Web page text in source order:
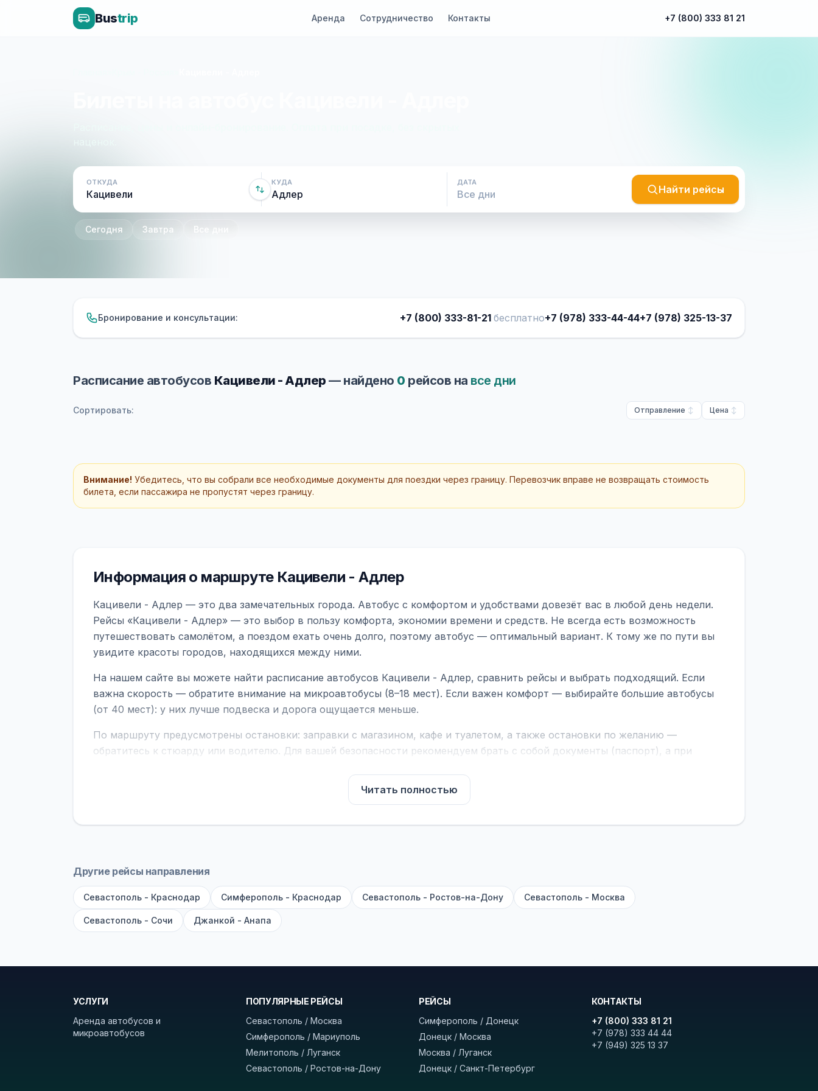
Bustrip Аренда Сотрудничество Контакты +7 (800) 333 81 21
ОТКУДА КУДА ДАТА
Найти рейсы
Сегодня Завтра Все дни
Бронирование и консультации: +7 (800) 333-81-21 бесплатно+7 (978) 333-44-44+7 (978) 325-13-37
Расписание автобусов Кацивели - Адлер — найдено 0 рейсов на все дни
Сортировать: Отправление Цена
Внимание! Убедитесь, что вы собрали все необходимые документы для поездки через границу. Перевозчик вправе не возвращать стоимость
билета, если пассажира не пропустят через границу.
Информация о маршруте Кацивели - Адлер
Кацивели - Адлер — это два замечательных города. Автобус с комфортом и удобствами довезёт вас в любой день недели.
Рейсы «Кацивели - Адлер» — это выбор в пользу комфорта, экономии времени и средств. Не всегда есть возможность
путешествовать самолётом, а поездом ехать очень долго, поэтому автобус — оптимальный вариант. К тому же по пути вы
увидите красоты городов, находящихся между ними.
На нашем сайте вы можете найти расписание автобусов Кацивели - Адлер, сравнить рейсы и выбрать подходящий. Если
важна скорость — обратите внимание на микроавтобусы (8–18 мест). Если важен комфорт — выбирайте большие автобусы
(от 40 мест): у них лучше подвеска и дорога ощущается меньше.
По маршруту предусмотрены остановки: заправки с магазином, кафе и туалетом, а также остановки по желанию —
обратитесь к стюарду или водителю. Для вашей безопасности рекомендуем брать с собой документы (паспорт), а при
В автобусах есть всё необходимое для комфортной поездки: регулировка сидений, кондиционер, отопление, зарядка
устройств, вода, пледы. На больших автобусах работают стюарды. У нас
оплата производится только при посадке, печатать билет заранее не нужно.
рейсов вы увидите время выезда, место посадки, время и место прибытия, время в пути и цену. Кнопка «Детали рейса»
Удачных поездок! С уважением, командаBUSTRIP.PRO
Читать полностью
Другие рейсы направления
Севастополь - Краснодар Симферополь - Краснодар Севастополь - Ростов-на-Дону Севастополь - Москва
Севастополь - Сочи Джанкой - Анапа
УСЛУГИ
Аренда автобусов и
микроавтобусов
ПОПУЛЯРНЫЕ РЕЙСЫ
Севастополь / Москва
Симферополь / Мариуполь
Мелитополь / Луганск
Севастополь / Ростов-на-Дону
РЕЙСЫ
Симферополь / Донецк
Донецк / Москва
Москва / Луганск
Донецк / Санкт-Петербург
КОНТАКТЫ
+7 (800) 333 81 21
+7 (978) 333 44 44
+7 (949) 325 13 37